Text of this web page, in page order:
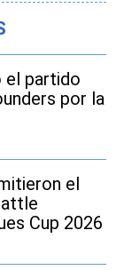
el partido
por la
el
Cup 2026